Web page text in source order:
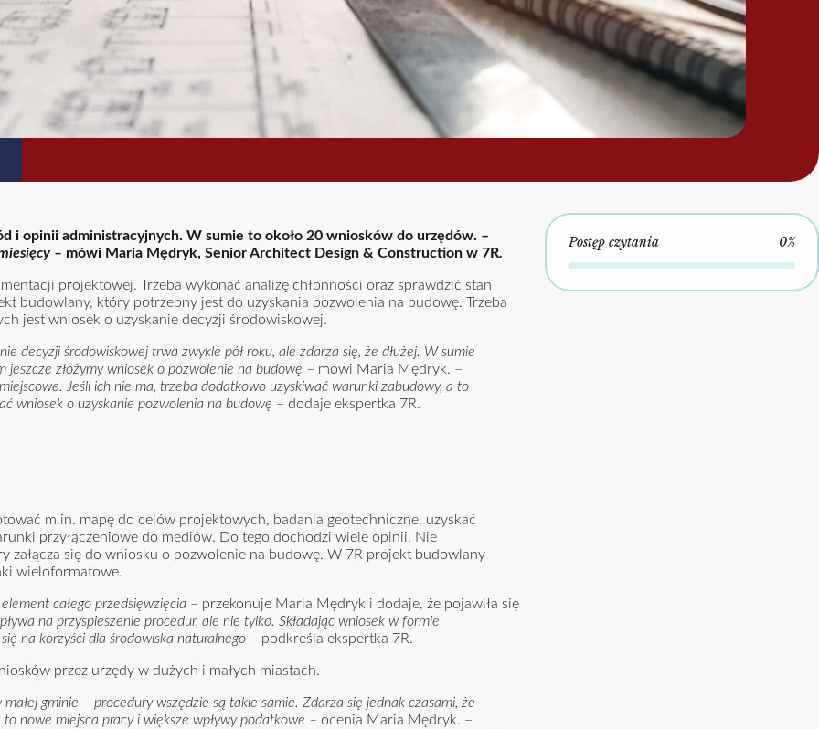
i opinii administracyjnych. W sumie to około 20 wniosków do urzędów. –
– mówi Maria Mędryk, Senior Architect Design & Construction w 7R.
projektowej. Trzeba wykonać analizę chłonności oraz sprawdzić stan
budowlany, który potrzebny jest do uzyskania pozwolenia na budowę. Trzeba
jest wniosek o uzyskanie decyzji środowiskowej.
decyzji środowiskowej trwa zwykle pół roku, ale zdarza się, że dłużej. W sumie
jeszcze złożymy wniosek o pozwolenie na budowę – mówi Maria Mędryk. –
Jeśli ich nie ma, trzeba dodatkowo uzyskiwać warunki zabudowy, a to
wniosek o uzyskanie pozwolenia na budowę – dodaje ekspertka 7R.
m.in. mapę do celów projektowych, badania geotechniczne, uzyskać
przyłączeniowe do mediów. Do tego dochodzi wiele opinii. Nie
się do wniosku o pozwolenie na budowę. W 7R projekt budowlany
wieloformatowe.
całego przedsięwzięcia – przekonuje Maria Mędryk i dodaje, że pojawiła się
na przyspieszenie procedur, ale nie tylko. Składając wniosek w formie
na korzyści dla środowiska naturalnego – podkreśla ekspertka 7R.
przez urzędy w dużych i małych miastach.
gminie – procedury wszędzie są takie samie. Zdarza się jednak czasami, że
nowe miejsca pracy i większe wpływy podatkowe – ocenia Maria Mędryk. –
Postęp czytania 0%